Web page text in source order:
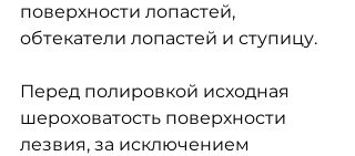
поверхности лопастей,
обтекатели лопастей и ступицу.
Перед полировкой исходная
шероховатость поверхности
лезвия, за исключением